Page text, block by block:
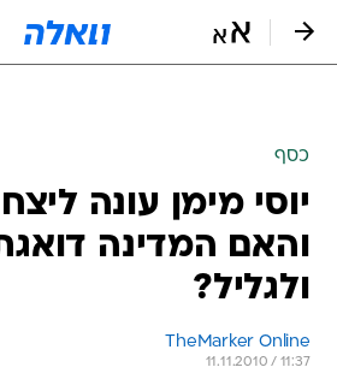
כסף
יוסי מימן עונה
והאם המדינה
ולגליל?
TheMarker Online
11.11.2010 / 11:37